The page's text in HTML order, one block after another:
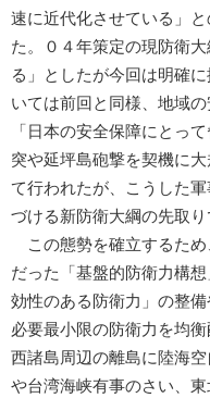
速に近代化させている」
た。０４年策定の現防衛
る」としたが今回は明確
いては前回と同様、地域
「日本の安全保障にとっ
突や延坪島砲撃を契機に
て行われたが、こうした
づける新防衛大綱の先取り
この態勢を確立するため
だった「基盤的防衛力構
効性のある防衛力」の整
必要最小限の防衛力を均
西諸島周辺の離島に陸海
や台湾海峡有事のさい、